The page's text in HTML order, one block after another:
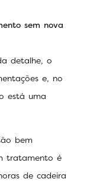
sem nova
detalhe, o
e, no
está uma
bem
tratamento é
de cadeira